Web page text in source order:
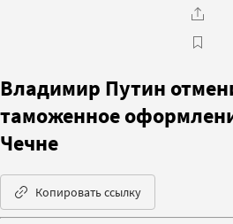
Владимир Путин
таможенное
Чечне
Копировать ссылку